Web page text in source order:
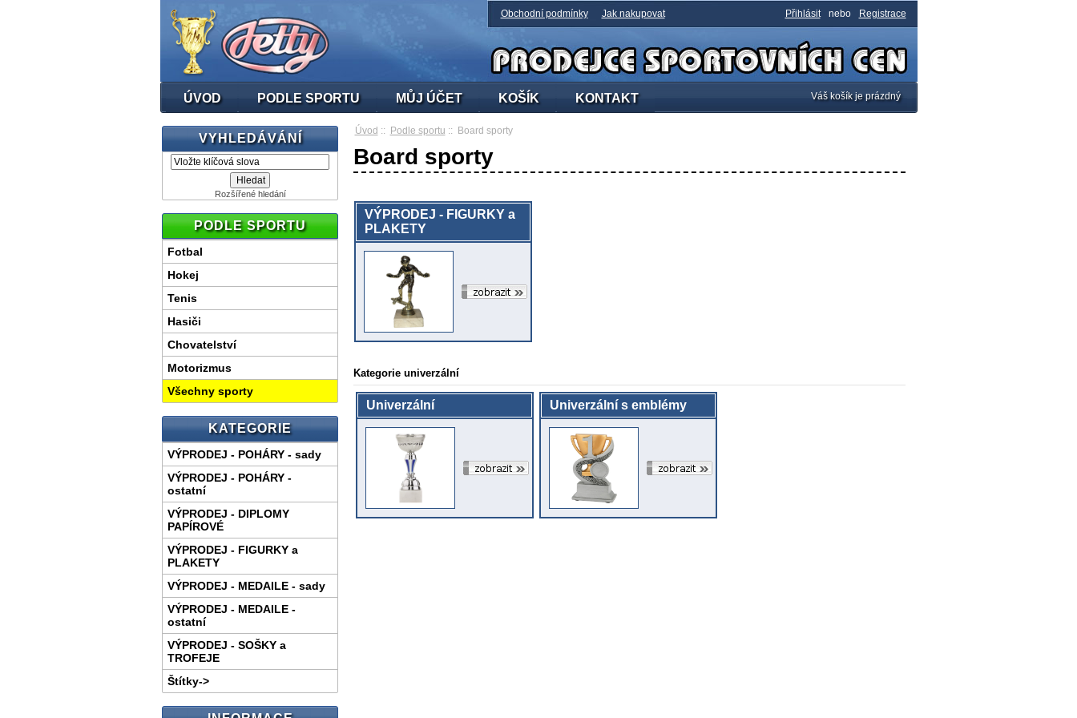
Obchodní podmínky Jak nakupovat Přihlásit nebo Registrace
ÚVOD PODLE SPORTU MŮJ ÚČET KOŠÍK KONTAKT Váš košík je prázdný
VYHLEDÁVÁNÍ
Rozšířené hledání
PODLE SPORTU
Fotbal
Hokej
Tenis
Hasiči
Chovatelství
Motorizmus
Všechny sporty
KATEGORIE
VÝPRODEJ - POHÁRY - sady
VÝPRODEJ - POHÁRY -
ostatní
VÝPRODEJ - DIPLOMY
PAPÍROVÉ
VÝPRODEJ - FIGURKY a
PLAKETY
VÝPRODEJ - MEDAILE - sady
VÝPRODEJ - MEDAILE -
ostatní
VÝPRODEJ - SOŠKY a
TROFEJE
Štítky->
Úvod :: Podle sportu :: Board sporty
Board sporty
VÝPRODEJ - FIGURKY a
PLAKETY
Kategorie univerzální
Univerzální Univerzální s emblémy